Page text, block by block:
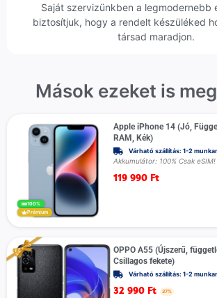
Saját szervizünkben a legmodernebb
biztosítjuk, hogy a rendelt készüléked
társad maradjon.
Mások ezeket is
100%
Prémium
Apple iPhone 14 (Jó,
RAM, Kék)
Várható szállítás: 1-2
Akkumulátor: 100% Csak eSIM!
119 990 Ft
OPPO A55 (Újszerű,
Csillagos fekete)
Várható szállítás: 1-2
32 990 Ft 27%